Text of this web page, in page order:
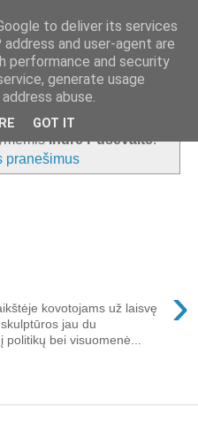
Indrė Pusevaitė.
pranešimus
›
kovotojams už laisvę
jau du
bei visuomenė...
to deliver its services
and user-agent are
performance and security
generate usage
abuse.
GOT IT